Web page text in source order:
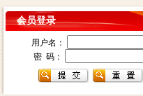
会员登录
用户名：
密 码：